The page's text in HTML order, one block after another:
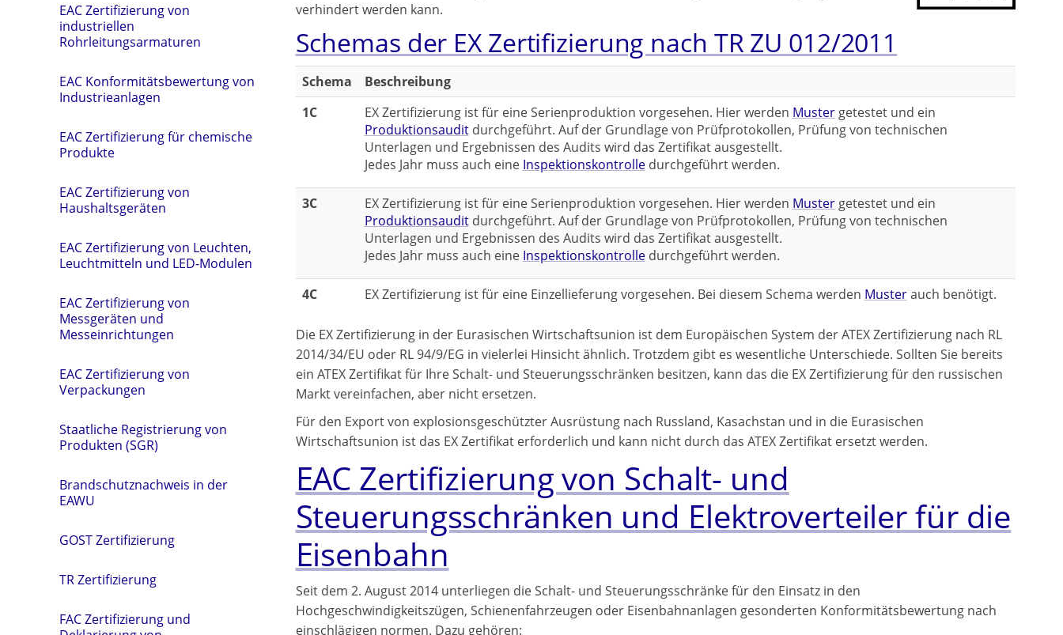
EAC Zertifizierung von
industriellen
Rohrleitungsarmaturen
EAC Konformitätsbewertung von
Industrieanlagen
EAC Zertifizierung für chemische
Produkte
EAC Zertifizierung von
Haushaltsgeräten
EAC Zertifizierung von Leuchten,
Leuchtmitteln und LED-Modulen
EAC Zertifizierung von
Messgeräten und
Messeinrichtungen
EAC Zertifizierung von
Verpackungen
Staatliche Registrierung von
Produkten (SGR)
Brandschutznachweis in der
EAWU
GOST Zertifizierung
TR Zertifizierung
FAC Zertifizierung und
verhindert werden kann.
Schemas der EX Zertifizierung nach TR ZU 012/2011
Schema
Beschreibung
1C
EX Zertifizierung ist für eine Serienproduktion vorgesehen. Hier werden Mustergetestet und ein
Produktionsauditdurchgeführt. Auf der Grundlage von Prüfprotokollen, Prüfung von technischen
Unterlagen und Ergebnissen des Audits wird das Zertifikat ausgestellt.
Jedes Jahr muss auch eine Inspektionskontrolledurchgeführt werden.
3C EX Zertifizierung ist für eine Serienproduktion vorgesehen. Hier werden Mustergetestet und ein
Produktionsauditdurchgeführt. Auf der Grundlage von Prüfprotokollen, Prüfung von technischen
Unterlagen und Ergebnissen des Audits wird das Zertifikat ausgestellt.
Jedes Jahr muss auch eine Inspektionskontrolledurchgeführt werden.
4C EX Zertifizierung ist für eine Einzellieferung vorgesehen. Bei diesem Schema werden Musterauch benötigt.
Die EX Zertifizierung in der Eurasischen Wirtschaftsunion ist dem Europäischen System der ATEX Zertifizierung nach RL
2014/34/EU oder RL 94/9/EG in vielerlei Hinsicht ähnlich. Trotzdem gibt es wesentliche Unterschiede. Sollten Sie bereits
ein ATEX Zertifikat für Ihre Schalt- und Steuerungsschränken besitzen, kann das die EX Zertifizierung für den russischen
Markt vereinfachen, aber nicht ersetzen.
Für den Export von explosionsgeschützter Ausrüstung nach Russland, Kasachstan und in die Eurasischen
Wirtschaftsunion ist das EX Zertifikat erforderlich und kann nicht durch das ATEX Zertifikat ersetzt werden.
EAC Zertifizierung von Schalt- und
Steuerungsschränken und Elektroverteiler für die
Eisenbahn
Seit dem 2. August 2014 unterliegen die Schalt- und Steuerungsschränke für den Einsatz in den
Hochgeschwindigkeitszügen, Schienenfahrzeugen oder Eisenbahnanlagen gesonderten Konformitätsbewertung nach
einschlägigen normen. Dazu gehören: